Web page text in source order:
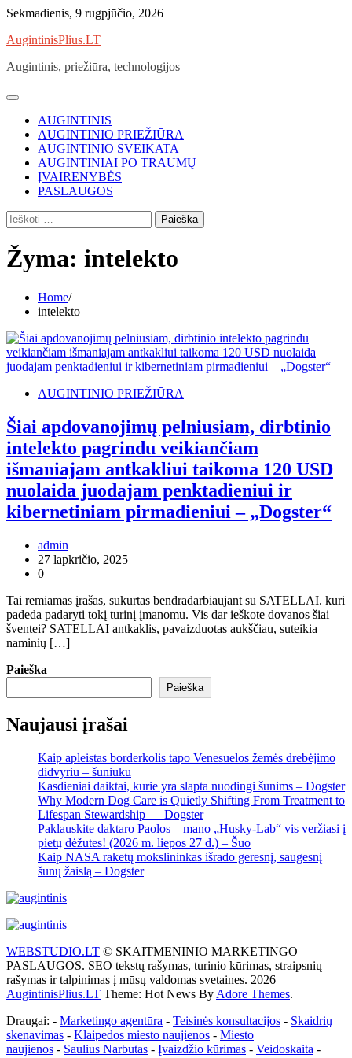
Skip
content
Sekmadienis, 9 rugpjūčio, 2026
AugintinisPlius.LT
Augintinis, priežiūra, technologijos
AUGINTINIS
AUGINTINIO PRIEŽIŪRA
AUGINTINIO SVEIKATA
AUGINTINIAI PO TRAUMŲ
ĮVAIRENYBĖS
PASLAUGOS
Ieškoti:
Žyma: intelekto
Home
intelekto
AUGINTINIO PRIEŽIŪRA
Šiai apdovanojimų pelniusiam, dirbtinio
intelekto pagrindu veikiančiam
išmaniajam antkakliui taikoma 120 USD
nuolaida juodajam penktadieniui ir
kibernetiniam pirmadieniui – „Dogster“
admin
27 lapkričio, 2025
0
Tai remiamas įrašas, sukurtas bendradarbiaujant su SATELLAI. kuri
padeda padaryti tokį turinį įmanomu. Vis dar ieškote dovanos šiai
šventei? SATELLAI antkaklis, pavaizduotas aukščiau, suteikia
naminių […]
Paieška
Paieška
Naujausi įrašai
Kaip apleistas borderkolis tapo Venesuelos žemės drebėjimo
didvyriu – šuniuku
Kasdieniai daiktai, kurie yra slapta nuodingi šunims – Dogster
Why Modern Dog Care is Quietly Shifting From Treatment to
Lifespan Stewardship — Dogster
Paklauskite daktaro Paolos – mano „Husky-Lab“ vis veržiasi į
pietų dėžutes! (2026 m. liepos 27 d.) – Šuo
Kaip NASA raketų mokslininkas išrado geresnį, saugesnį
šunų žaislą – Dogster
WEBSTUDIO.LT © SKAITMENINIO MARKETINGO
PASLAUGOS. SEO tekstų rašymas, turinio kūrimas, straipsnių
rašymas ir talpinimas į mūsų valdomas svetaines. 2026
AugintinisPlius.LT Theme: Hot News By Adore Themes.
Draugai: - Marketingo agentūra - Teisinės konsultacijos - Skaidrių
skenavimas - Klaipedos miesto naujienos - Miesto
naujienos - Saulius Narbutas - Įvaizdžio kūrimas - Veidoskaita -